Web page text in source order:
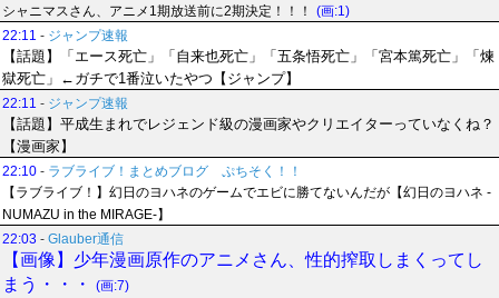
シャニマスさん、アニメ1期放送前に2期決定！！！
(画:1)
22:11 - ジャンプ速報
【話題】「エース死亡」「自来也死亡」「五条悟死亡」「宮本篤死亡」「煉
獄死亡」←ガチで1番泣いたやつ【ジャンプ】
22:11 - ジャンプ速報
【話題】平成生まれでレジェンド級の漫画家やクリエイターっていなくね？
【漫画家】
22:10 - ラブライブ！まとめブログ ぷちそく！！
【ラブライブ！】幻日のヨハネのゲームでエビに勝てないんだが【幻日のヨハネ -
NUMAZU in the MIRAGE-】
22:03 - Glauber通信
【画像】少年漫画原作のアニメさん、性的搾取しまくってし
まう・・・
(画:7)